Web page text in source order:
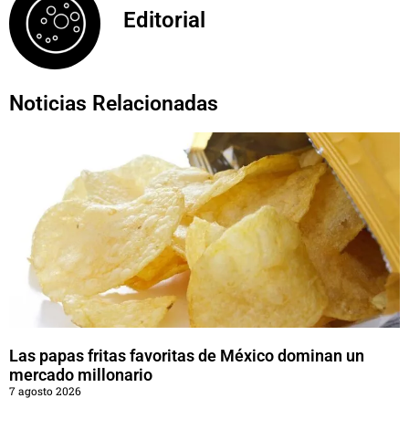
Editorial
Noticias Relacionadas
Las papas fritas favoritas de México dominan un
mercado millonario
7 agosto 2026